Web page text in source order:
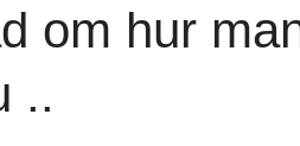
om hur
..